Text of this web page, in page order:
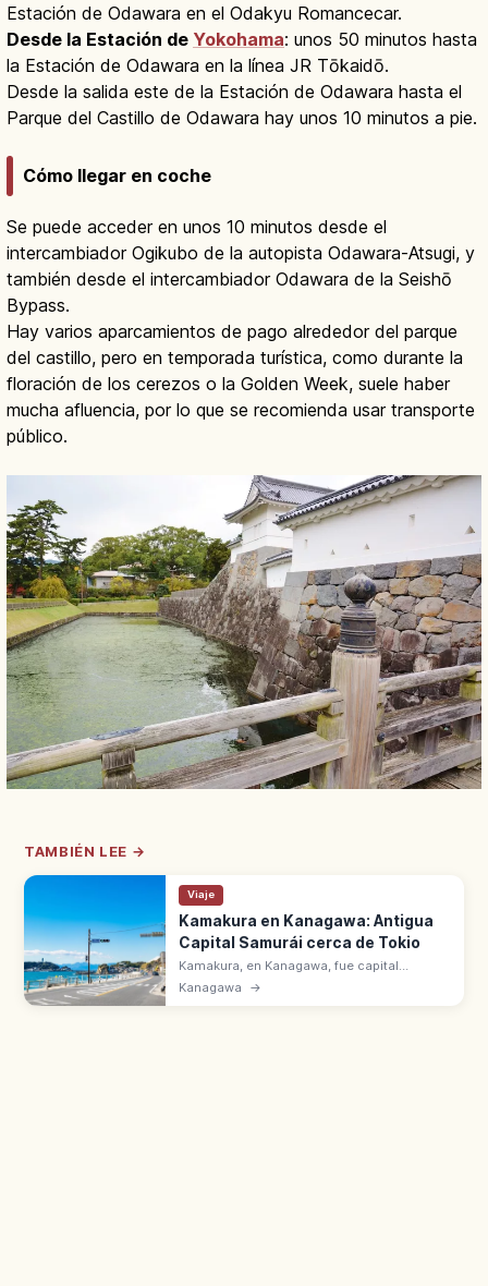
Estación de Odawara en el Odakyu Romancecar.
Desde la Estación de Yokohama: unos 50 minutos hasta
la Estación de Odawara en la línea JR Tōkaidō.
Desde la salida este de la Estación de Odawara hasta el
Parque del Castillo de Odawara hay unos 10 minutos a pie.
Cómo llegar en coche
Se puede acceder en unos 10 minutos desde el
intercambiador Ogikubo de la autopista Odawara-Atsugi, y
también desde el intercambiador Odawara de la Seishō
Bypass.
Hay varios aparcamientos de pago alrededor del parque
del castillo, pero en temporada turística, como durante la
floración de los cerezos o la Golden Week, suele haber
mucha afluencia, por lo que se recomienda usar transporte
público.
TAMBIÉN LEE →
Viaje
Kamakura en Kanagawa: Antigua
Capital Samurái cerca de Tokio
Kamakura, en Kanagawa, fue capital
samurái de Minamoto no Yoritomo. A 1 h en
JR Yokosuka desde la estación de Tokio, o
Kanagawa →